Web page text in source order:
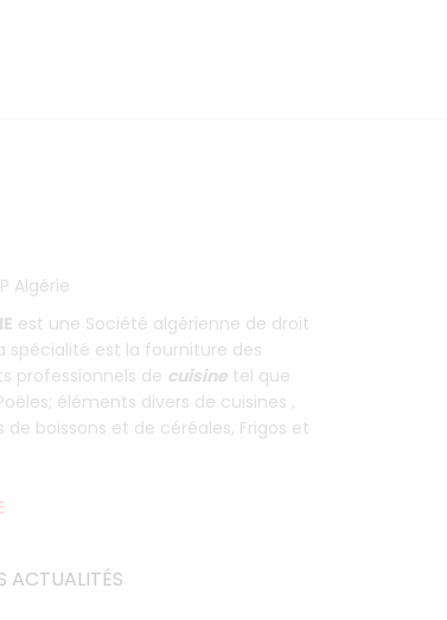
est une Société algérienne de droit
spécialité est la fourniture des
professionnels de cuisine tel que
éléments divers de cuisines ,
de boissons et de céréales, Frigos et
ACTUALITÉS